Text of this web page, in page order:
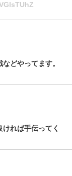
どやってます。
れば手伝ってく